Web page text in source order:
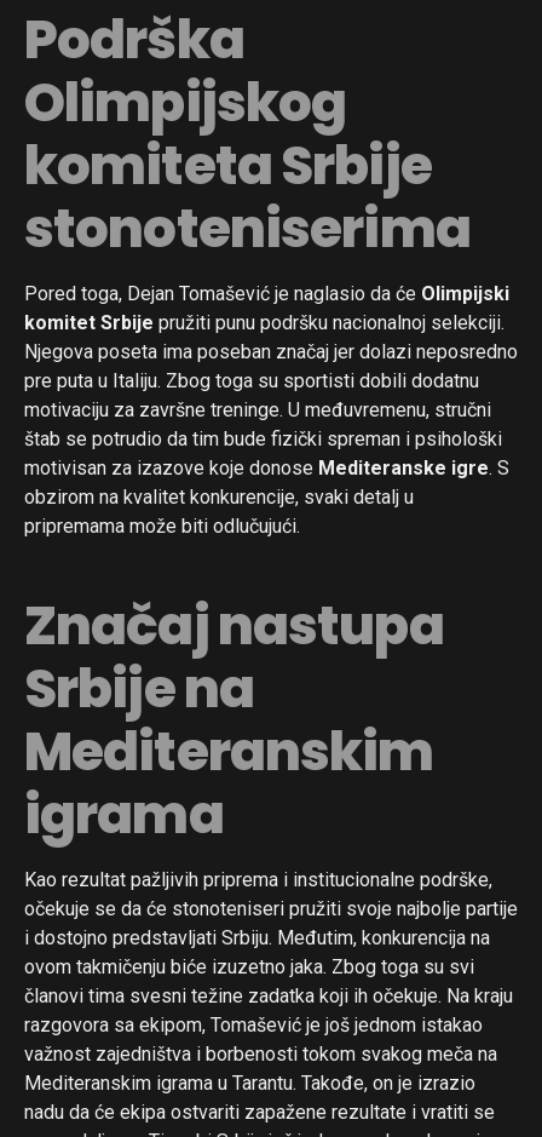
Podrška
Olimpijskog
komiteta Srbije
stonoteniserima
Pored toga, Dejan Tomašević je naglasio da će Olimpijski
komitet Srbije pružiti punu podršku nacionalnoj selekciji.
Njegova poseta ima poseban značaj jer dolazi neposredno
pre puta u Italiju. Zbog toga su sportisti dobili dodatnu
motivaciju za završne treninge. U međuvremenu, stručni
štab se potrudio da tim bude fizički spreman i psihološki
motivisan za izazove koje donose Mediteranske igre. S
obzirom na kvalitet konkurencije, svaki detalj u
pripremama može biti odlučujući.
Značaj nastupa
Srbije na
Mediteranskim
igrama
Kao rezultat pažljivih priprema i institucionalne podrške,
očekuje se da će stonoteniseri pružiti svoje najbolje partije
i dostojno predstavljati Srbiju. Međutim, konkurencija na
ovom takmičenju biće izuzetno jaka. Zbog toga su svi
članovi tima svesni težine zadatka koji ih očekuje. Na kraju
razgovora sa ekipom, Tomašević je još jednom istakao
važnost zajedništva i borbenosti tokom svakog meča na
Mediteranskim igrama u Tarantu. Takođe, on je izrazio
nadu da će ekipa ostvariti zapažene rezultate i vratiti se